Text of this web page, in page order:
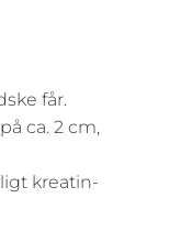
får.
ca. 2 cm,
kreatin-